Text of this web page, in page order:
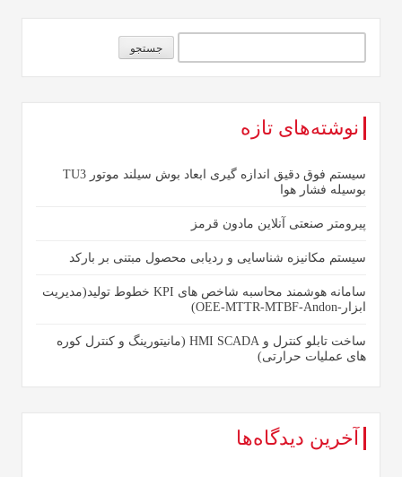
نوشته‌های تازه
سیستم فوق دقیق اندازه گیری ابعاد بوش سیلند موتور TU3
بوسیله فشار هوا
پیرومتر صنعتی آنلاین مادون قرمز
سیستم مکانیزه شناسایی و ردیابی محصول مبتنی بر بارکد
سامانه هوشمند محاسبه شاخص های KPI خطوط تولید(مدیریت
ابزار-OEE-MTTR-MTBF-Andon)
ساخت تابلو کنترل و HMI SCADA (مانیتورینگ و کنترل کوره
های عملیات حرارتی)
آخرین دیدگاه‌ها